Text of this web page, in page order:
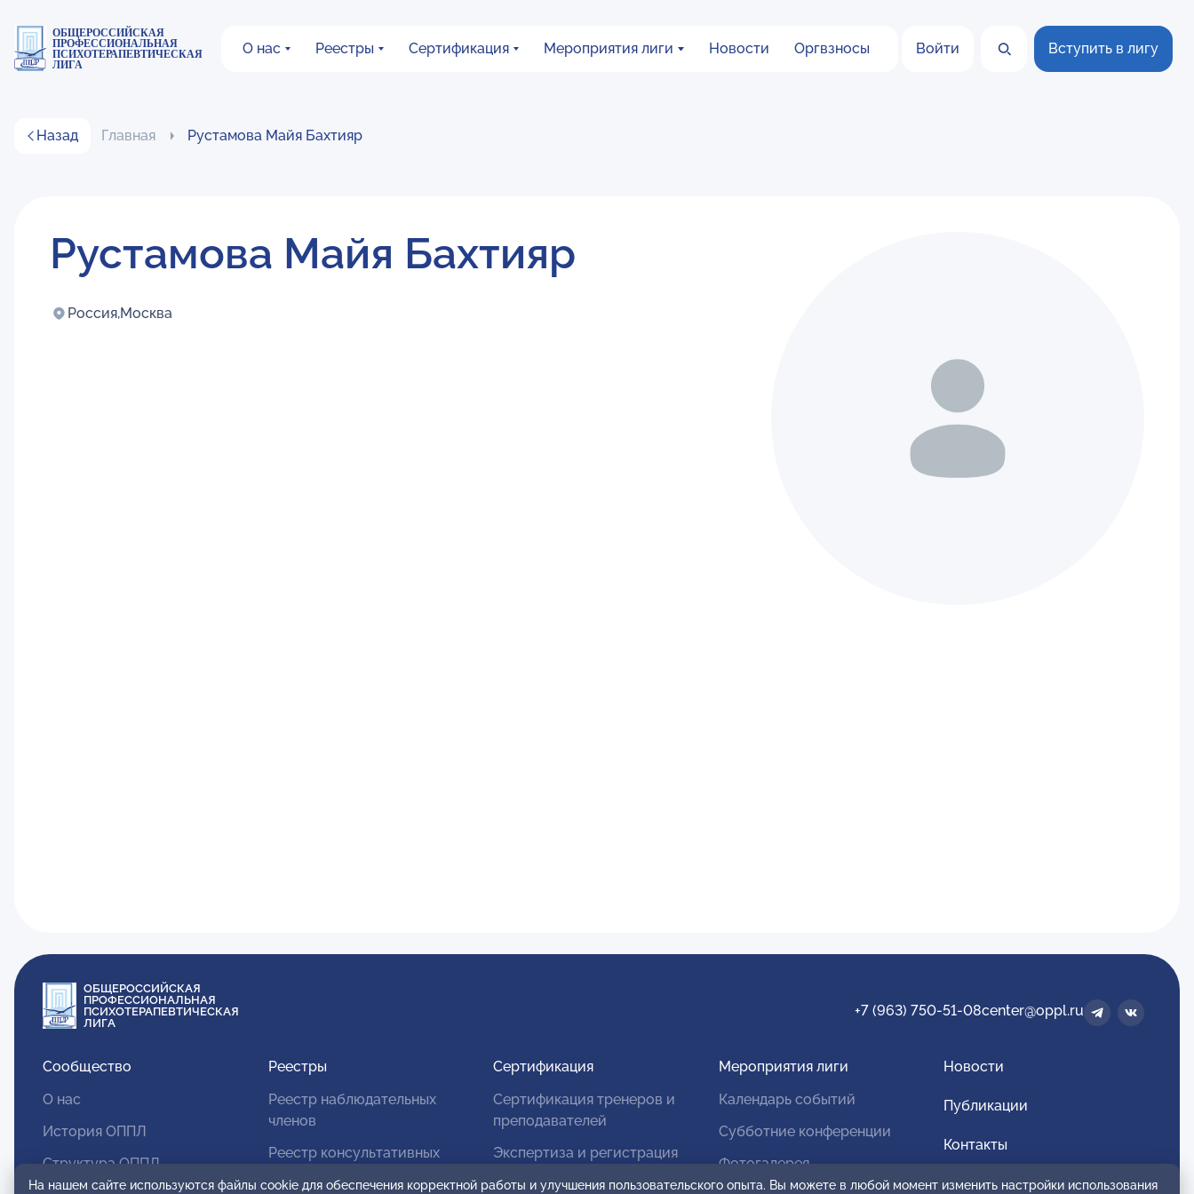
ОБЩЕРОССИЙСКАЯ
ПРОФЕССИОНАЛЬНАЯ
ПСИХОТЕРАПЕВТИЧЕСКАЯ
ЛИГА
О нас Реестры Сертификация Мероприятия лиги Новости Оргвзносы Войти Вступить в лигу
Назад Главная Рустамова Майя Бахтияр
Рустамова Майя Бахтияр
Россия,Москва
ОБЩЕРОССИЙСКАЯ
ПРОФЕССИОНАЛЬНАЯ
ПСИХОТЕРАПЕВТИЧЕСКАЯ
ЛИГА
+7 (963) 750-51-08center@oppl.ru
Сообщество
О нас
История ОППЛ
Структура ОППЛ
Реестры
Реестр наблюдательных
членов
Реестр консультативных
Сертификация
Сертификация тренеров и
преподавателей
Экспертиза и регистрация
Мероприятия лиги
Календарь событий
Субботние конференции
Фотогалерея
Новости
Публикации
Контакты
Для спонсоров и партнеров
На нашем сайте используются файлы cookie для обеспечения корректной работы и улучшения пользовательского опыта. Вы можете в любой момент изменить настройки использования